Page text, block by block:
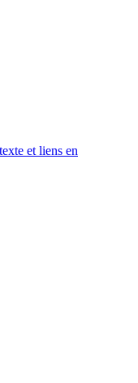
et liens en